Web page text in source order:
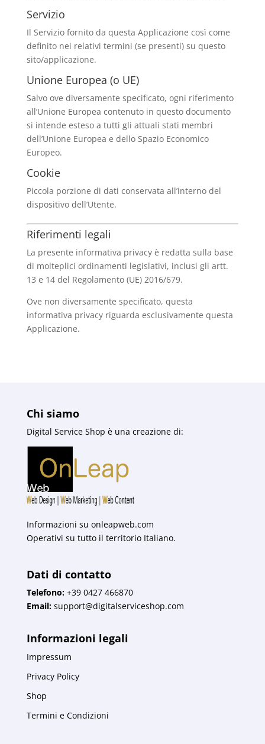
Servizio
Il Servizio fornito da questa Applicazione così come
definito nei relativi termini (se presenti) su questo
sito/applicazione.
Unione Europea (o UE)
Salvo ove diversamente specificato, ogni riferimento
all’Unione Europea contenuto in questo documento
si intende esteso a tutti gli attuali stati membri
dell’Unione Europea e dello Spazio Economico
Europeo.
Cookie
Piccola porzione di dati conservata all’interno del
dispositivo dell’Utente.
Riferimenti legali
La presente informativa privacy è redatta sulla base
di molteplici ordinamenti legislativi, inclusi gli artt.
13 e 14 del Regolamento (UE) 2016/679.
Ove non diversamente specificato, questa
informativa privacy riguarda esclusivamente questa
Applicazione.
Chi siamo
Digital Service Shop è una creazione di:
Informazioni su onleapweb.com
Operativi su tutto il territorio Italiano.
Dati di contatto
Telefono:+39 0427 466870
Email: support@digitalserviceshop.com
Informazioni legali
Impressum
Privacy Policy
Shop
Termini e Condizioni